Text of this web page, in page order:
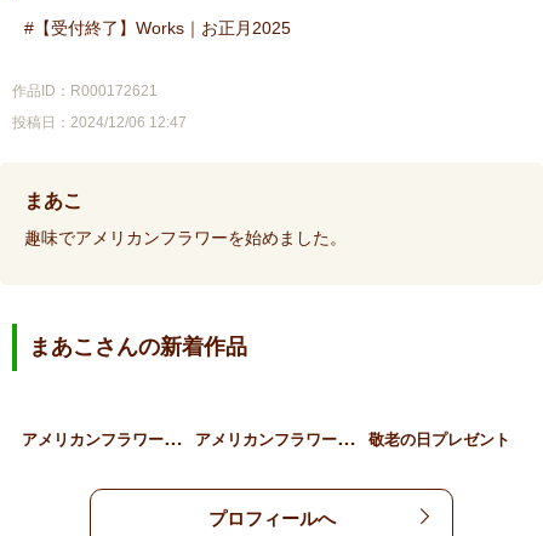
【受付終了】Works｜お正月2025
作品ID：R000172621
投稿日：2024/12/06 12:47
まあこ
趣味でアメリカンフラワーを始めました。
まあこさんの新着作品
ア
メリカンフラワーの正月飾… ア
メリカンフラワーのクリス… 敬老の日プレゼント
プロフィールへ